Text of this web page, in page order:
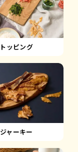
トッピング
ジャーキー